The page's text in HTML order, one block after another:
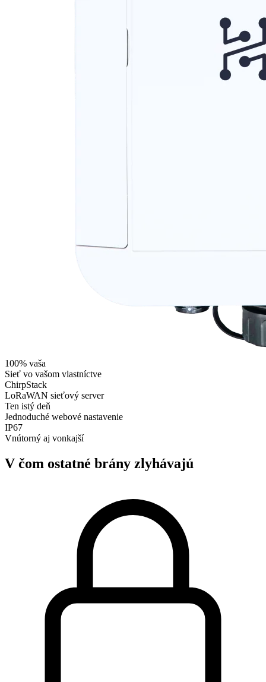
100% vaša
Sieť vo vašom vlastníctve
ChirpStack
LoRaWAN sieťový server
Ten istý deň
Jednoduché webové nastavenie
IP67
Vnútorný aj vonkajší
V čom ostatné brány zlyhávajú